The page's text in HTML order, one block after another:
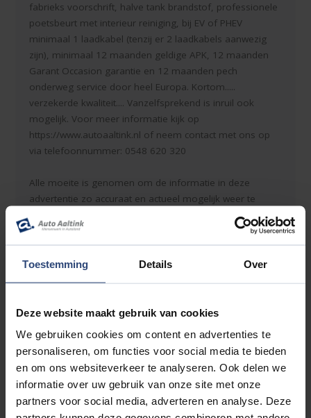
Toestemming Details Over
Deze website maakt gebruik van cookies
We gebruiken cookies om content en advertenties te
personaliseren, om functies voor social media te bieden
en om ons websiteverkeer te analyseren. Ook delen we
informatie over uw gebruik van onze site met onze
partners voor social media, adverteren en analyse. Deze
fabrieks voorschrift, halve tank brandstof, professionele
poetsbeurt met interieur reiniging, bij EV of PHEV
minimaal 1 laadkabel (tenzij er 2 laadkabels aanwezig
zijn), minimaal 12 maanden geldige APK, 12 maanden
Garant Occasion garantie en 12 maanden pech
onderweg service door heel Europa. Kortom.....
verzekerde kwaliteit.... Vanzelfsprekend is inruil ook
mogelijk. Voor meer informatie kijk op
https://www.autoaaltink.nl of neem contact met ons op
via telefoonnummer: 0548 620 320
Alle moeite is genomen om de informatie in deze
advertentie zo accuraat en actueel mogelijk weer te
geven. Fouten zijn echter nooit uit te sluiten. Vertrouw
daarom niet alleen op deze informatie, maar controleer
bij aankoop de zaken die uw beslissing zouden kunnen
beïnvloeden. Er kunnen dan ook geen rechten worden
Accessoires
Entertainment & Media
Apple Carplay/Android Auto